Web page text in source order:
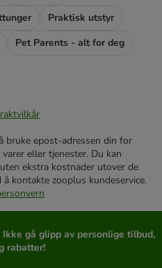
Praktisk utstyr
Pet Parents - alt for deg
bruke epost-adressen din for
eller tjenester. Du kan
ekstra kostnader utover de
kontakte zooplus kundeservice.
Ikke gå glipp av personlige tilbud,
rabatter!